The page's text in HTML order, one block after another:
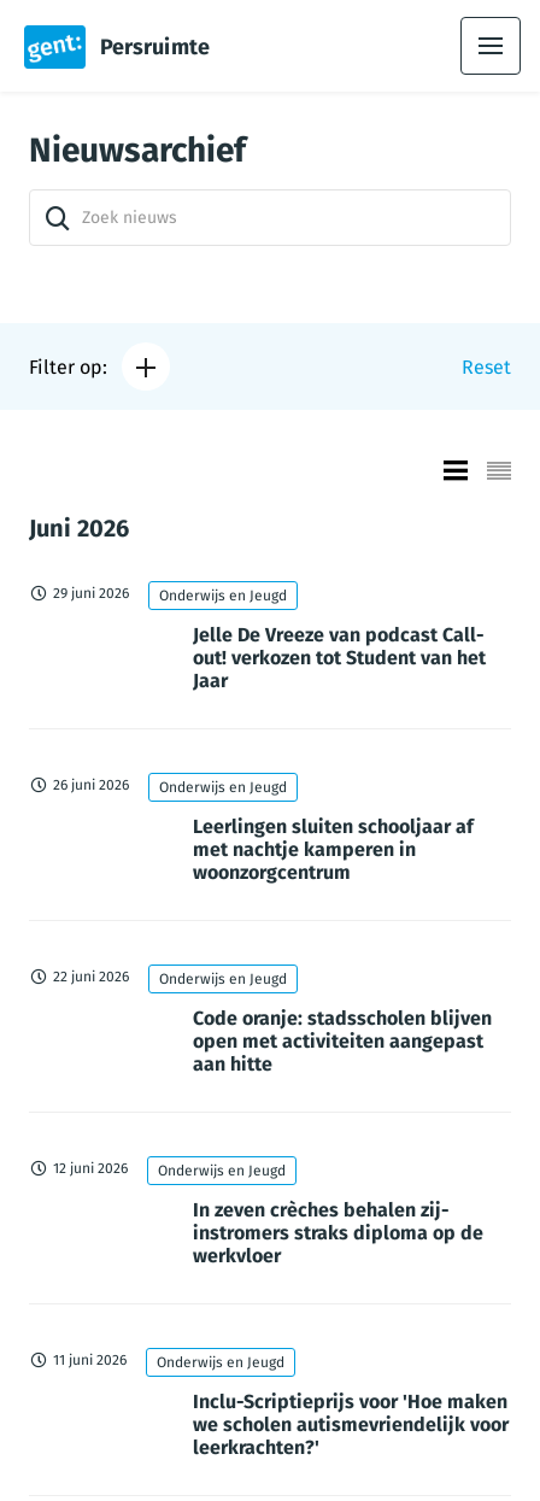
Persruimte
Nieuwsarchief
Filter op: Reset
Juni 2026
29 juni 2026 Onderwijs en Jeugd
Jelle De Vreeze van podcast Call-
out! verkozen tot Student van het
Jaar
26 juni 2026 Onderwijs en Jeugd
Leerlingen sluiten schooljaar af
met nachtje kamperen in
woonzorgcentrum
22 juni 2026 Onderwijs en Jeugd
Code oranje: stadsscholen blijven
open met activiteiten aangepast
aan hitte
12 juni 2026 Onderwijs en Jeugd
In zeven crèches behalen zij-
instromers straks diploma op de
werkvloer
11 juni 2026 Onderwijs en Jeugd
Inclu-Scriptieprijs voor 'Hoe maken
we scholen autismevriendelijk voor
leerkrachten?'